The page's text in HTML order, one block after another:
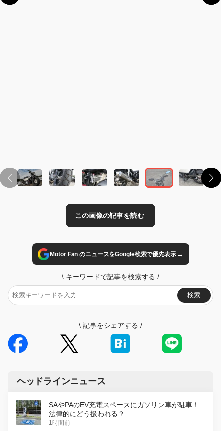
Motor Fan のニュースをGoogle検索で優先表示→
\ キーワードで記事を検索する /
検索
\ 記事をシェアする /
ヘッドラインニュース
SAやPAのEV充電スペースにガソリン車が駐車！
法律的にどう扱われる？
1時間前